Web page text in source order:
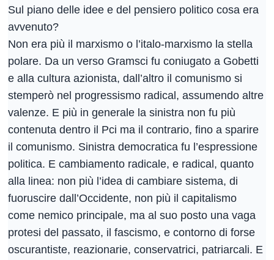
Sul piano delle idee e del pensiero politico cosa era
avvenuto?
Non era più il marxismo o l’italo-marxismo la stella
polare. Da un verso Gramsci fu coniugato a Gobetti
e alla cultura azionista, dall’altro il comunismo si
stemperò nel progressismo radical, assumendo altre
valenze. E più in generale la sinistra non fu più
contenuta dentro il Pci ma il contrario, fino a sparire
il comunismo. Sinistra democratica fu l’espressione
politica. E cambiamento radicale, e radical, quanto
alla linea: non più l’idea di cambiare sistema, di
fuoruscire dall’Occidente, non più il capitalismo
come nemico principale, ma al suo posto una vaga
protesi del passato, il fascismo, e contorno di forse
oscurantiste, reazionarie, conservatrici, patriarcali. E